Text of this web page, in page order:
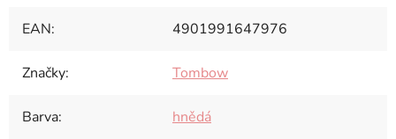
EAN: 4901991647976
Značky: Tombow
Barva: hnědá